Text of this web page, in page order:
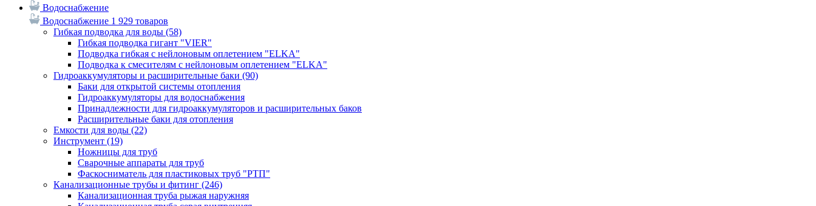
Водоснабжение
Водоснабжение 1 929 товаров
Гибкая подводка для воды (58)
Гибкая подводка гигант "VIER"
Подводка гибкая с нейлоновым оплетением "ELKA"
Подводка к смесителям с нейлоновым оплетением "ELKA"
Гидроаккумуляторы и расширительные баки (90)
Баки для открытой системы отопления
Гидроаккумуляторы для водоснабжения
Принадлежности для гидроаккумуляторов и расширительных баков
Расширительные баки для отопления
Емкости для воды (22)
Инструмент (19)
Ножницы для труб
Сварочные аппараты для труб
Фаскосниматель для пластиковых труб "РТП"
Канализационные трубы и фитинг (246)
Канализационная труба рыжая наружняя